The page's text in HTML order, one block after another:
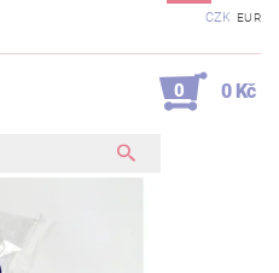
CZK EUR
0 0 Kč